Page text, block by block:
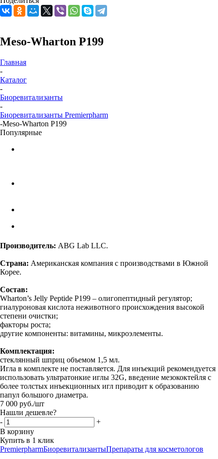
Meso-Wharton P199
Главная
-
Каталог
-
Биоревитализанты
-
Биоревитализанты Premierpharm
-Meso-Wharton P199
Популярные
Производитель: ABG Lab LLC.
Страна: Американская компания с производствами в Южной
Корее.
Состав:
Wharton’s Jelly Peptide P199 – олигопептидный регулятор;
гиалуроновая кислота неживотного происхождения высокой
степени очистки;
факторы роста;
другие компоненты: витамины, микроэлементы.
Комплектация:
стеклянный шприц объемом 1,5 мл.
Игла в комплекте не поставляется. Для инъекций рекомендуется
использовать ультратонкие иглы 32G, введение мезококтейля с
более толстых инъекционных игл приводит к образованию
папул большого диаметра.
7 000 руб./шт
Нашли дешевле?
-
+
В корзину
Купить в 1 клик
PremierpharmБиоревитализантыПрепараты для косметологов